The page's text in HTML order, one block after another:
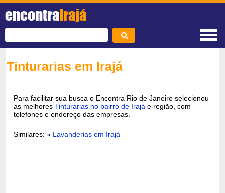
encontraIrajá
Tinturarias em Irajá
Para facilitar sua busca o Encontra Rio de Janeiro selecionou
as melhoresTinturarias no bairro de Irajá e região, com
telefones e endereço das empresas.
Similares: » Lavanderias em Irajá